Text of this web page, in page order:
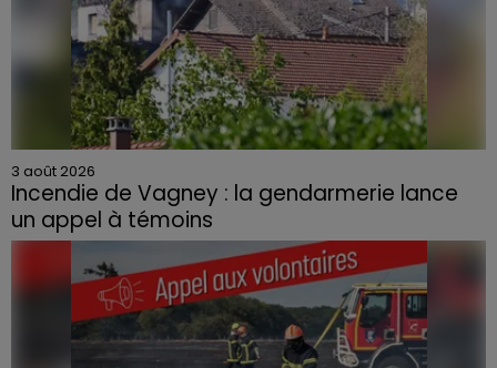
3 août 2026
Incendie de Vagney : la gendarmerie lance
un appel à témoins
Le feu, parti d'une haie avant de se propager au
quartier résidentiel, avait détruit deux habitations et
contraint à l'évacuation d'une centaine de personnes.